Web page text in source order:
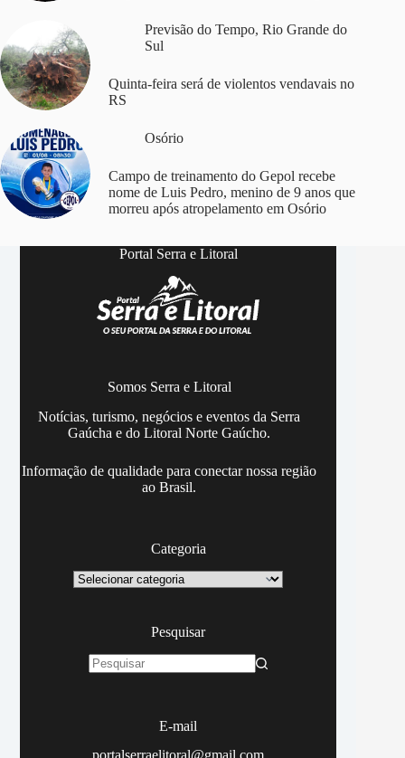
Previsão do Tempo, Rio Grande do
Sul
Quinta-feira será de violentos vendavais no
RS
Osório
Campo de treinamento do Gepol recebe
nome de Luis Pedro, menino de 9 anos que
morreu após atropelamento em Osório
Portal Serra e Litoral
Somos Serra e Litoral
Notícias, turismo, negócios e eventos da Serra
Gaúcha e do Litoral Norte Gaúcho.
Informação de qualidade para conectar nossa região
ao Brasil.
Categoria
Categoria
Pesquisar
E-mail